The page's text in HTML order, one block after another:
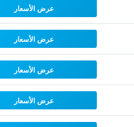
عرض الأسعار
عرض الأسعار
عرض الأسعار
عرض الأسعار